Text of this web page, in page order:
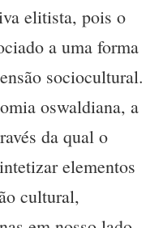
elitista, pois o
a uma forma
sociocultural.
oswaldiana, a
da qual o
elementos
cultural,